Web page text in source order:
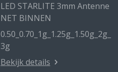
LED STARLITE 3mm Antenne
NET BINNEN
0.50_0.70_1g_1.25g_1.50g_2g_
3g
Bekijk details